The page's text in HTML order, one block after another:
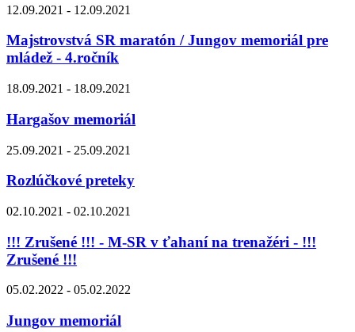
12.09.2021 - 12.09.2021
Majstrovstvá SR maratón / Jungov memoriál pre
mládež - 4.ročník
18.09.2021 - 18.09.2021
Hargašov memoriál
25.09.2021 - 25.09.2021
Rozlúčkové preteky
02.10.2021 - 02.10.2021
!!! Zrušené !!! - M-SR v ťahaní na trenažéri - !!!
Zrušené !!!
05.02.2022 - 05.02.2022
Jungov memoriál